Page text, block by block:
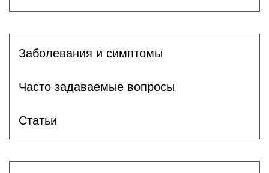
Заболевания и симптомы
Часто задаваемые вопросы
Статьи